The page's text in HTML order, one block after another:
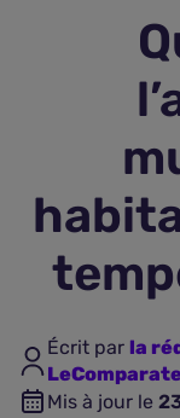
Assurance vie
Plus
Écrit par la
Mis à jour le